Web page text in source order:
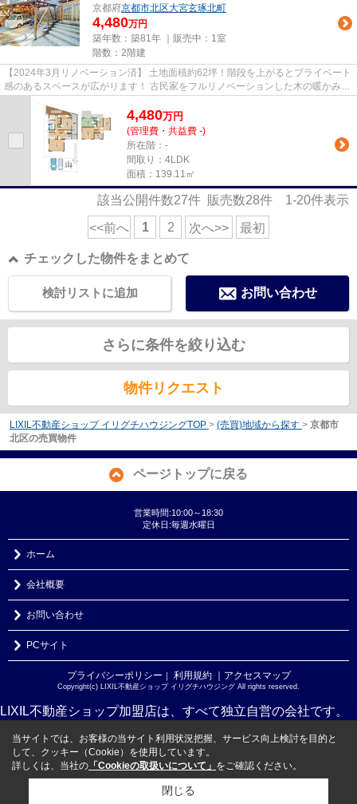
京都府京都市北区大宮玄琢北町
4,480万円
築年数：築81年 ｜販売中： 1室
階数：2階建
【2024年3月リノベーション済】 土地面積約62坪！階段を上がるとプライベート
感のあるスペースが広がります！ 古民家をフルリノベーションした木の暖かみを
4,480万円
(管理費・共益費 -)
所在階：-
間取り：4LDK
面積：139.11㎡
該当公開件数27件 販売数28件 1-20件表示
<<前へ 1 2 次へ>> 最初
チェックした物件をまとめて
お問い合わせ
検討リストに追加
さらに条件を絞り込む
物件リクエスト
LIXIL不動産ショップ イリグチハウジングTOP > (売買)地域から探す > 京都市
北区の売買物件
ページトップに戻る
営業時間:10:00～18:30
定休日:毎週水曜日
ホーム
会社概要
お問い合わせ
PCサイト
プライバシーポリシー ｜ 利用規約 ｜アクセスマップ
Copyright(c) LIXIL不動産ショップ イリグチハウジング All rights reserved.
LIXIL不動産ショップ加盟店は、すべて独立自営の会社です。
当サイトでは、お客様の当サイト利用状況把握、サービス向上検討を目的と
して、クッキー（Cookie）を使用しています。
詳しくは、当社の 「Cookieの取扱いについて」 をご確認ください。
閉じる